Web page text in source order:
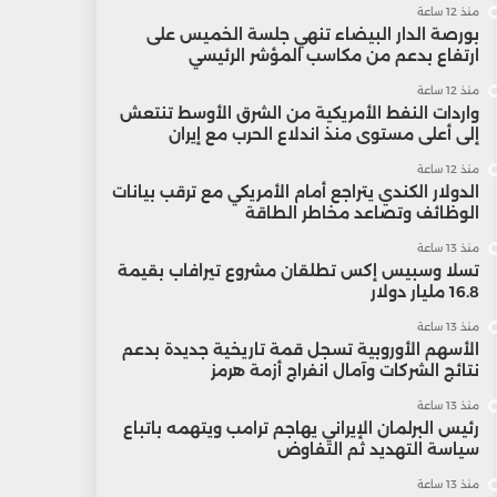
منذ 12 ساعة
بورصة الدار البيضاء تنهي جلسة الخميس على
ارتفاع بدعم من مكاسب المؤشر الرئيسي
منذ 12 ساعة
واردات النفط الأمريكية من الشرق الأوسط تنتعش
إلى أعلى مستوى منذ اندلاع الحرب مع إيران
منذ 12 ساعة
الدولار الكندي يتراجع أمام الأمريكي مع ترقب بيانات
الوظائف وتصاعد مخاطر الطاقة
منذ 13 ساعة
تسلا وسبيس إكس تطلقان مشروع تيرافاب بقيمة
16.8 مليار دولار
منذ 13 ساعة
الأسهم الأوروبية تسجل قمة تاريخية جديدة بدعم
نتائج الشركات وآمال انفراج أزمة هرمز
منذ 13 ساعة
رئيس البرلمان الإيراني يهاجم ترامب ويتهمه باتباع
سياسة التهديد ثم التفاوض
منذ 13 ساعة